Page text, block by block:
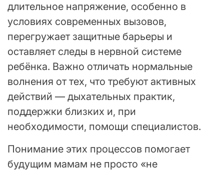
длительное напряжение, особенно в
условиях современных вызовов,
перегружает защитные барьеры и
оставляет следы в нервной системе
ребёнка. Важно отличать нормальные
волнения от тех, что требуют активных
действий — дыхательных практик,
поддержки близких и, при
необходимости, помощи специалистов.
Понимание этих процессов помогает
будущим мамам не просто «не